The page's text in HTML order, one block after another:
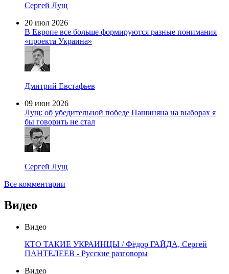
Сергей Лущ
20 июл 2026
В Европе все больше формируются разные понимания
«проекта Украина»
Дмитрий Евстафьев
09 июн 2026
Лущ: об убедительной победе Пашиняна на выборах я
бы говорить не стал
Сергей Лущ
Все комментарии
Видео
Видео
КТО ТАКИЕ УКРАИНЦЫ / Фёдор ГАЙДА, Сергей
ПАНТЕЛЕЕВ - Русские разговоры
Видео